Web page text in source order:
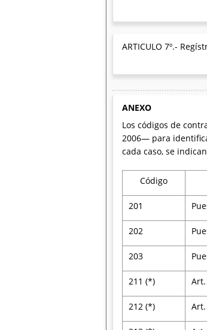
ARTICULO 7º.-
ANEXO
Los códigos de
2006— para
cada caso, se
Código
201
202
203
211 (*)
212 (*)